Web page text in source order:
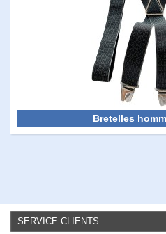
Bretelles
SERVICE CLIENTS